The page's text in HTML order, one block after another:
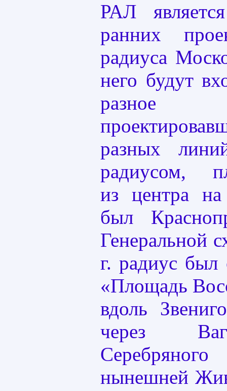
РАЛ
ранних
радиуса
него будут
разных
радиусом,
из центра
был
Генеральной
г. радиус был
«Площадь
вдоль
через
нынешней